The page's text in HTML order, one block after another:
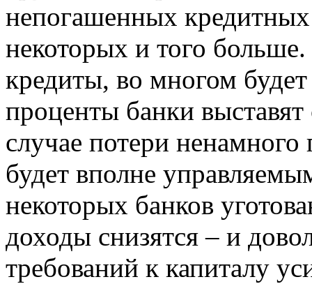
непогашенных
некоторых и того
кредиты, во многом будет
проценты банки
случае потери
будет вполне
некоторых банков
доходы снизятся – и
требований к капиталу